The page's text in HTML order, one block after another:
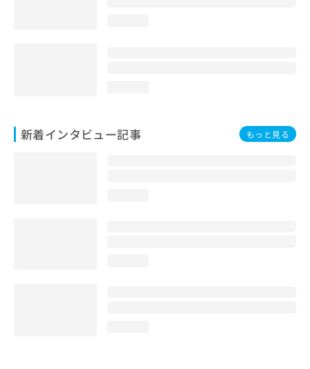
新着インタビュー記事 もっと見る